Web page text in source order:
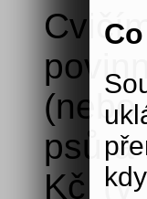
psů a
Kč (v